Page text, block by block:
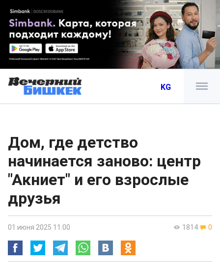
KG
Дом, где детство
начинается заново: центр
"Акниет" и его взрослые
друзья
1814 0
01 июня 2025 11:00